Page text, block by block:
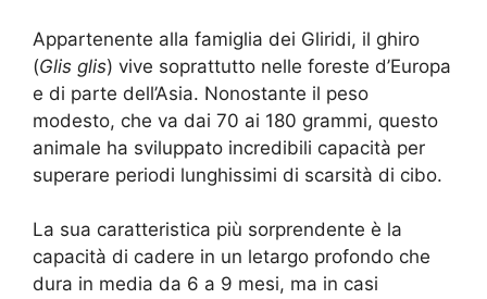
Appartenente alla famiglia dei Gliridi, il ghiro
(Glis glis) vive soprattutto nelle foreste d’Europa
e di parte dell’Asia. Nonostante il peso
modesto, che va dai 70 ai 180 grammi, questo
animale ha sviluppato incredibili capacità per
superare periodi lunghissimi di scarsità di cibo.
La sua caratteristica più sorprendente è la
capacità di cadere in un letargo profondo che
dura in media da 6 a 9 mesi, ma in casi